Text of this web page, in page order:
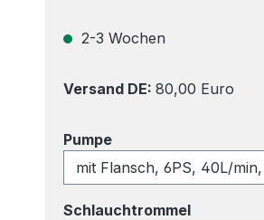
2-3 Wochen
Versand DE: 80,00 Euro
Pumpeauswählen
Schlauchtrommelauswählen